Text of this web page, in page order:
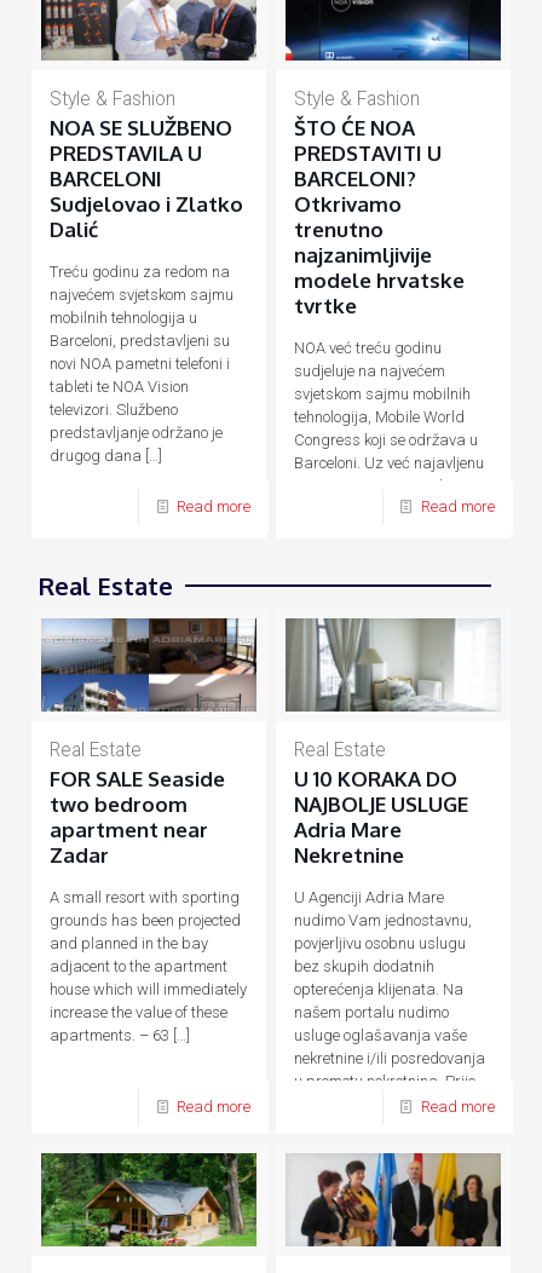
Style & Fashion
NOA SE SLUŽBENO
PREDSTAVILA U
BARCELONI
Sudjelovao i Zlatko
Dalić
Treću godinu za redom na
najvećem svjetskom sajmu
mobilnih tehnologija u
Barceloni, predstavljeni su
novi NOA pametni telefoni i
tableti te NOA Vision
televizori. Službeno
predstavljanje održano je
drugog dana […]
Read more
Style & Fashion
ŠTO ĆE NOA
PREDSTAVITI U
BARCELONI?
Otkrivamo
trenutno
najzanimljivije
modele hrvatske
tvrtke
NOA već treću godinu
sudjeluje na najvećem
svjetskom sajmu mobilnih
tehnologija, Mobile World
Congress koji se održava u
Barceloni. Uz već najavljenu
novu F seriju pametnih
uređaja temeljenu na AI[…]
Read more
Real Estate
Real Estate
FOR SALE Seaside
two bedroom
apartment near
Zadar
A small resort with sporting
grounds has been projected
and planned in the bay
adjacent to the apartment
house which will immediately
increase the value of these
apartments. – 63 […]
Read more
Real Estate
U 10 KORAKA DO
NAJBOLJE USLUGE
Adria Mare
Nekretnine
U Agenciji Adria Mare
nudimo Vam jednostavnu,
povjerljivu osobnu uslugu
bez skupih dodatnih
opterećenja klijenata. Na
našem portalu nudimo
usluge oglašavanja vaše
nekretnine i/ili posredovanja
u prometu nekretnina. Prije,
Read more